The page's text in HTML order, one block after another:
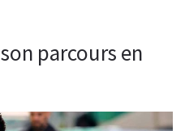
parcours en